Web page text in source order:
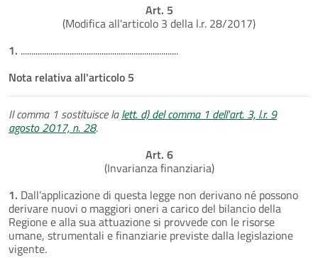
Art. 5
(Modifica all'articolo 3 della l.r. 28/2017)
1. ..........................................................................
Nota relativa all'articolo 5
Il comma 1 sostituisce lalett. d) del comma 1 dell'art. 3, l.r. 9
agosto 2017, n. 28.
Art. 6
(Invarianza finanziaria)
1. Dall’applicazione di questa legge non derivano né possono
derivare nuovi o maggiori oneri a carico del bilancio della
Regione e alla sua attuazione si provvede con le risorse
umane, strumentali e finanziarie previste dalla legislazione
vigente.